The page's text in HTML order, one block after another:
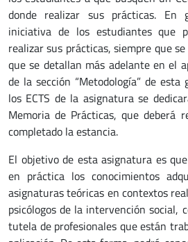
donde realizar sus prácticas. En
iniciativa de los estudiantes que
realizar sus prácticas, siempre que
que se detallan más adelante en el
de la sección “Metodología” de
los ECTS de la asignatura se
Memoria de Prácticas, que deberá
completado la estancia.
El objetivo de esta asignatura es
en práctica los conocimientos
asignaturas teóricas en contextos
psicólogos de la intervención social,
tutela de profesionales que están